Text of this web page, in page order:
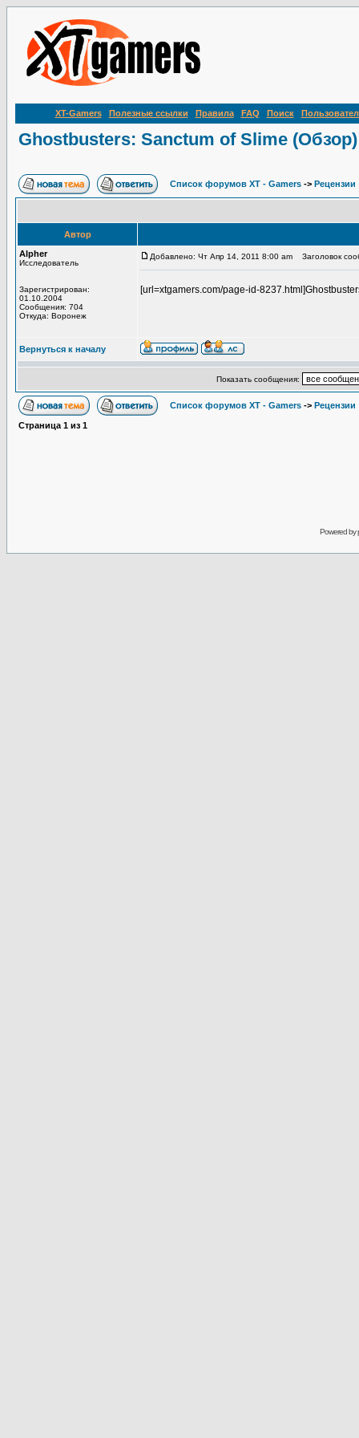
XT-Gamers Полезные ссылки Правила FAQ Поиск
Ghostbusters: Sanctum of Slime (Обзор)
Список форумов XT - Gamers -> Рецензии
Автор
Alpher
Исследователь
Зарегистрирован:
01.10.2004
Сообщения: 704
Откуда: Воронеж
Добавлено: Чт Апр 14, 2011 8:00 am Заголовок
[url=xtgamers.com/page-id-
Вернуться к началу
Показать сообщения:
Список форумов XT - Gamers -> Рецензии
Страница 1 из 1
Powered by